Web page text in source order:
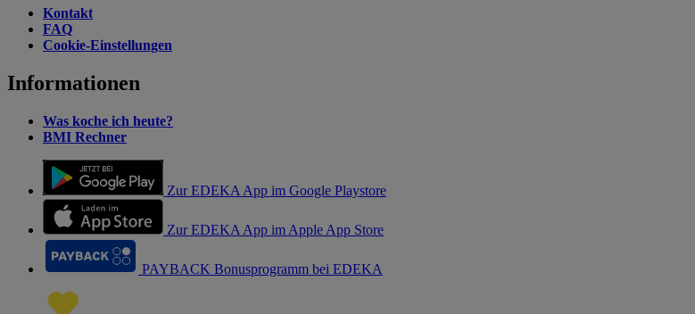
Kontakt
FAQ
Cookie-Einstellungen
Informationen
Was koche ich heute?
BMI Rechner
Zur EDEKA App im Google Playstore
Zur EDEKA App im Apple App Store
PAYBACK Bonusprogramm bei EDEKA